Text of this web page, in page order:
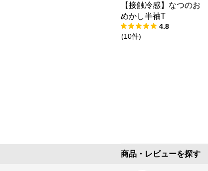
【接触冷感】なつのお
めかし半袖T
4.8
(10件)
商品・レビューを探す